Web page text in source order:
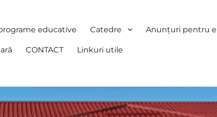
educative Catedre Anunțuri pentru
CONTACT Linkuri utile